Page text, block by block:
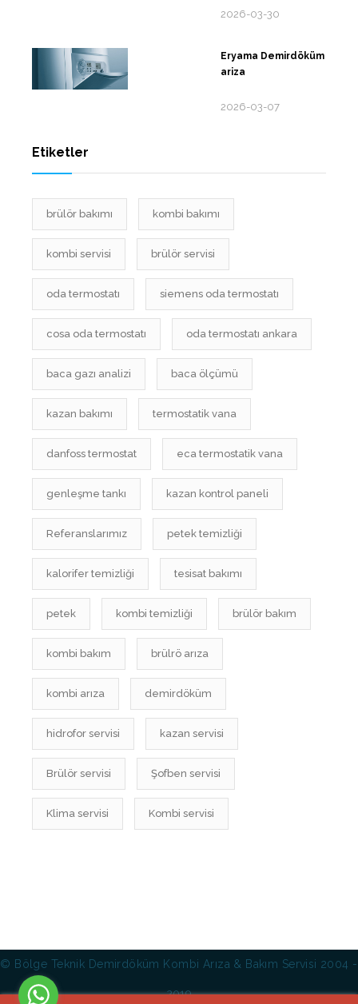
2026-03-30
Eryama Demirdöküm
ariza
2026-03-07
Etiketler
brülör bakımı kombi bakımı
kombi servisi brülör servisi
oda termostatı siemens oda termostatı
cosa oda termostatı oda termostatı ankara
baca gazı analizi baca ölçümü
kazan bakımı termostatik vana
danfoss termostat eca termostatik vana
genleşme tankı kazan kontrol paneli
Referanslarımız petek temizliği
kalorifer temizliği tesisat bakımı
petek kombi temizliği brülör bakım
kombi bakım brülrö arıza
kombi arıza demirdöküm
hidrofor servisi kazan servisi
Brülör servisi Şofben servisi
Klima servisi Kombi servisi
© Bölge Teknik Demirdöküm Kombi Arıza & Bakım Servisi 2004 -
2019